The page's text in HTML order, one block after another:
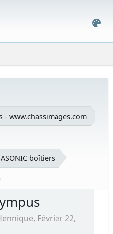
- www.chassimages.com
boîtiers
Février 22,